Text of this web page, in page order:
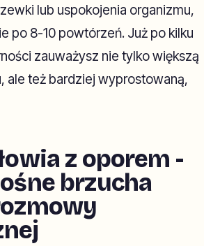
lub uspokojenia organizmu,
po 8-10 powtórzeń. Już po kilku
zauważysz nie tylko większą
ale też bardziej wyprostowaną,
z oporem -
brzucha